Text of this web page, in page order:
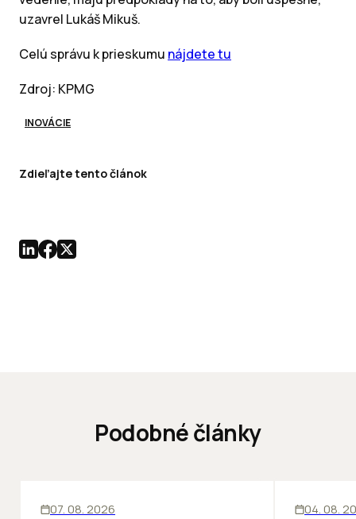
uzavrel Lukáš Mikuš.
Celú správu k prieskumu nájdete tu
Zdroj: KPMG
INOVÁCIE
Zdieľajte tento článok
Podobné články
07. 08. 2026 04. 08.